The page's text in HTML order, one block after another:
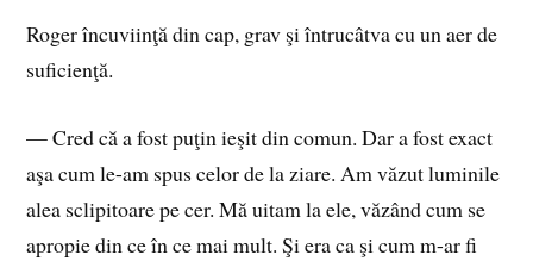
Ro­ger în­cu­vi­in­ţă din cap, grav şi în­tru­cât­va cu un aer de
su­fi­cien­ţă.
— Cred că a fost pu­ţin ie­şit din co­mun. Dar a fost exact
aşa cum le-am spus ce­lor de la zia­re. Am vă­zut lu­mi­ni­le
alea scli­pi­toa­re pe cer. Mă ui­tam la ele, vă­zând cum se
apro­pie din ce în ce mai mult. Şi era ca şi cum m-ar fi